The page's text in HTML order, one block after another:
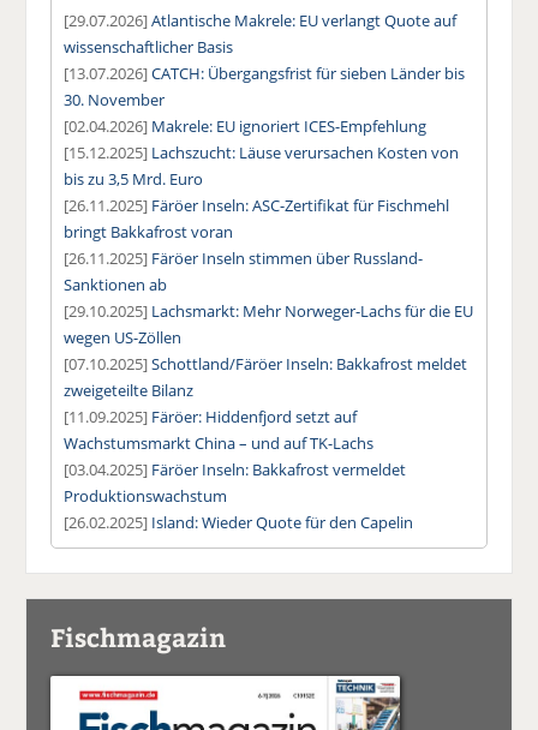
[29.07.2026]Atlantische Makrele: EU verlangt Quote auf
wissenschaftlicher Basis
[13.07.2026]CATCH: Übergangsfrist für sieben Länder bis
30. November
[02.04.2026] Makrele: EU ignoriert ICES-Empfehlung
[15.12.2025] Lachszucht: Läuse verursachen Kosten von
bis zu 3,5 Mrd. Euro
[26.11.2025] Färöer Inseln: ASC-Zertifikat für Fischmehl
bringt Bakkafrost voran
[26.11.2025] Färöer Inseln stimmen über Russland-
Sanktionen ab
[29.10.2025] Lachsmarkt: Mehr Norweger-Lachs für die EU
wegen US-Zöllen
[07.10.2025]Schottland/Färöer Inseln: Bakkafrost meldet
zweigeteilte Bilanz
[11.09.2025] Färöer: Hiddenfjord setzt auf
Wachstumsmarkt China – und auf TK-Lachs
[03.04.2025] Färöer Inseln: Bakkafrost vermeldet
Produktionswachstum
[26.02.2025] Island: Wieder Quote für den Capelin
Fischmagazin